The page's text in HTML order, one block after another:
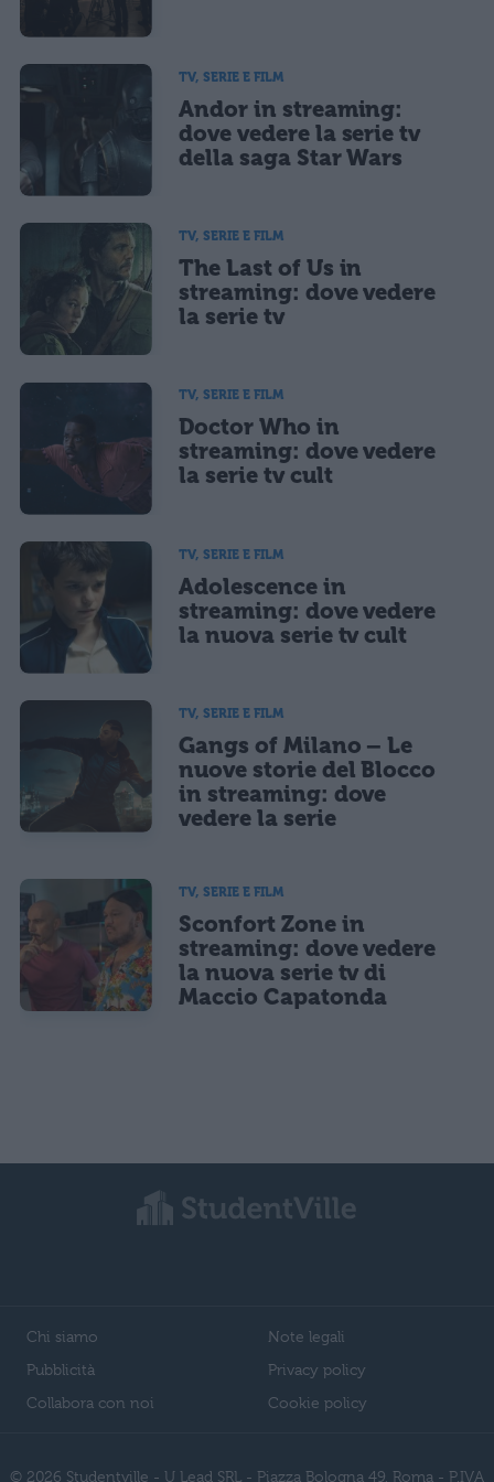
TV, SERIE E FILM
Andor in streaming:
dove vedere la serie tv
della saga Star Wars
TV, SERIE E FILM
The Last of Us in
streaming: dove vedere
la serie tv
TV, SERIE E FILM
Doctor Who in
streaming: dove vedere
la serie tv cult
TV, SERIE E FILM
Adolescence in
streaming: dove vedere
la nuova serie tv cult
TV, SERIE E FILM
Gangs of Milano – Le
nuove storie del Blocco
in streaming: dove
vedere la serie
TV, SERIE E FILM
Sconfort Zone in
streaming: dove vedere
la nuova serie tv di
Maccio Capatonda
Chi siamo
Pubblicità
Collabora con noi
Note legali
Privacy policy
Cookie policy
© 2026 Studentville - U Lead SRL - Piazza Bologna 49, Roma - P.IVA